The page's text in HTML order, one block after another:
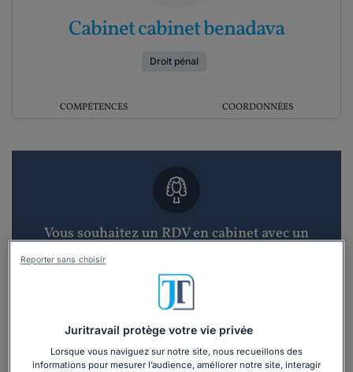
Cabinet cabinet benadava
Droit pénal
COMPÉTENCES COORDONNÉES
Vous souhaitez un RDV en cabinet avec un
Recevoir des devis d'avocats
3 devis en 48h
Juritravail protège votre vie privée
Lorsque vous naviguez sur notre site, nous recueillons des
informations pour mesurer l’audience, améliorer notre site, interagir
Reporter sans choisir